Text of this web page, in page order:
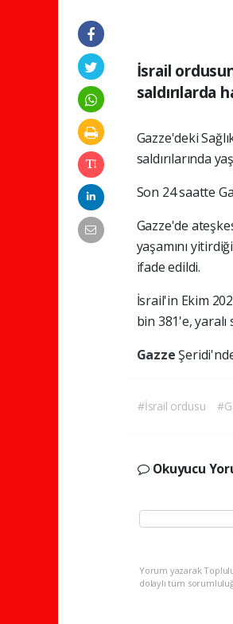
İsrail
saldırılarda
Gazze'deki
saldırılarında
Son 24 saatte
Gazze'de
yaşamını
ifade edildi.
İsrail'in Ekim
bin 381'e, yaralı
Gazze
#İsrail ordusu
Okuyucu
Yorum yazarak
dolaylı tüm